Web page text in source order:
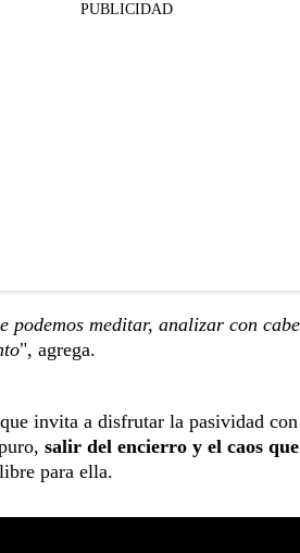
PUBLICIDAD
podemos meditar, analizar con
", agrega.
invita a disfrutar la pasividad
salir del encierro y el caos
para ella.